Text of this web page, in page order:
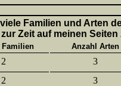
Familien und Arten
Zeit auf meinen Seiten
Anzahl Arten
2 3
2 3